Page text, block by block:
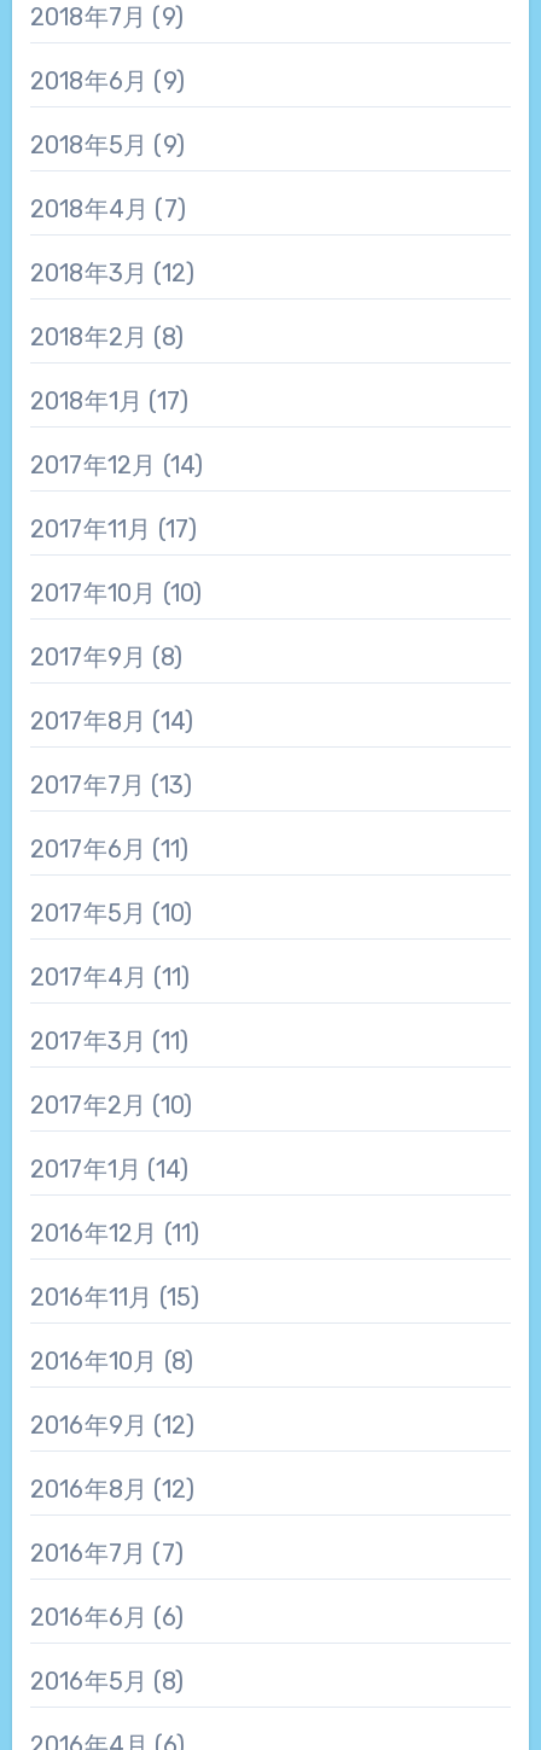
2018年7月 (9)
2018年6月 (9)
2018年5月 (9)
2018年4月 (7)
2018年3月 (12)
2018年2月 (8)
2018年1月 (17)
2017年12月 (14)
2017年11月 (17)
2017年10月 (10)
2017年9月 (8)
2017年8月 (14)
2017年7月 (13)
2017年6月 (11)
2017年5月 (10)
2017年4月 (11)
2017年3月 (11)
2017年2月 (10)
2017年1月 (14)
2016年12月 (11)
2016年11月 (15)
2016年10月 (8)
2016年9月 (12)
2016年8月 (12)
2016年7月 (7)
2016年6月 (6)
2016年5月 (8)